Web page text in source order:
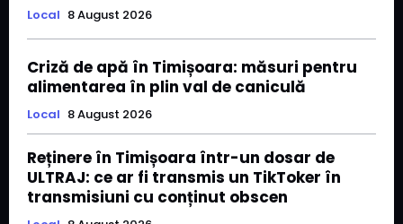
Local 8 August 2026
Criză de apă în Timișoara: măsuri pentru
alimentarea în plin val de caniculă
Local 8 August 2026
Reținere în Timișoara într-un dosar de
ULTRAJ: ce ar fi transmis un TikToker în
transmisiuni cu conținut obscen